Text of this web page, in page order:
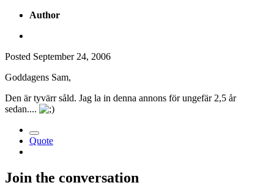
Author
Posted September 24, 2006
Goddagens Sam,
Den är tyvärr såld. Jag la in denna annons för ungefär 2,5 år
sedan....
Quote
Join the conversation